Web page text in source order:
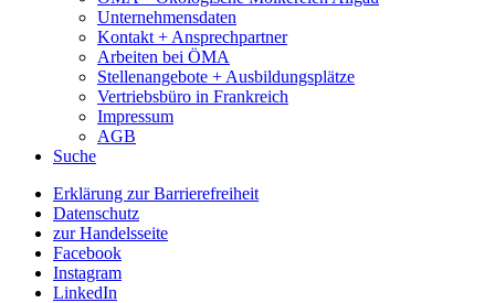
Unternehmensdaten
Kontakt + Ansprechpartner
Arbeiten bei ÖMA
Stellenangebote + Ausbildungsplätze
Vertriebsbüro in Frankreich
Impressum
AGB
Suche
Erklärung zur Barrierefreiheit
Datenschutz
zur Handelsseite
Facebook
Instagram
LinkedIn